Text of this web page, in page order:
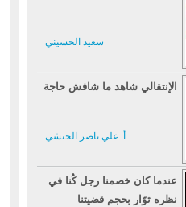
سعيد الحسيني
الإنتقالي شاهد ما شافش حاجة
أ. علي ناصر الحنشي
عندما كان خصمنا رجل كُنا في
نظره ثوّار بحجم قضيتنا